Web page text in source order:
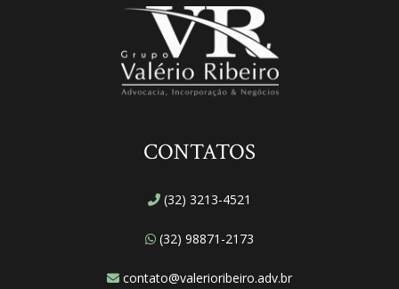
CONTATOS
(32) 3213-4521
(32) 98871-2173
contato@valerioribeiro.adv.br